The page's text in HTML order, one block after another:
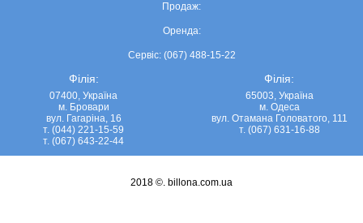
Продаж:
Оренда:
Сервіс: (067) 488-15-22
Філія:
07400, Україна
м. Бровари
вул. Гагаріна, 16
т. (044) 221-15-59
т. (067) 643-22-44
Філія:
65003, Україна
м. Одеса
вул. Отамана Головатого, 111
т. (067) 631-16-88
2018 ©. billona.com.ua